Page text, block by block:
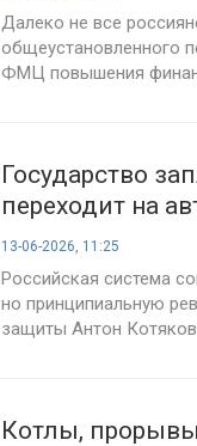
Далеко не все
общеустановленного
ФМЦ повышения
Государство
переходит на
пенсий и
13-06-2026, 11:25
Российская система
но принципиальную
защиты Антон
Котлы,